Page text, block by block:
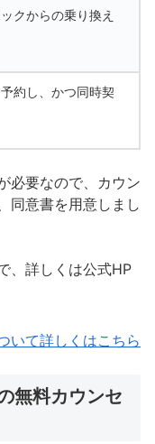
クからの乗り換え
約し、かつ同時契
必要なので、カウン
同意書を用意しまし
、詳しくは公式HP
いて詳しくはこちら
無料カウンセ